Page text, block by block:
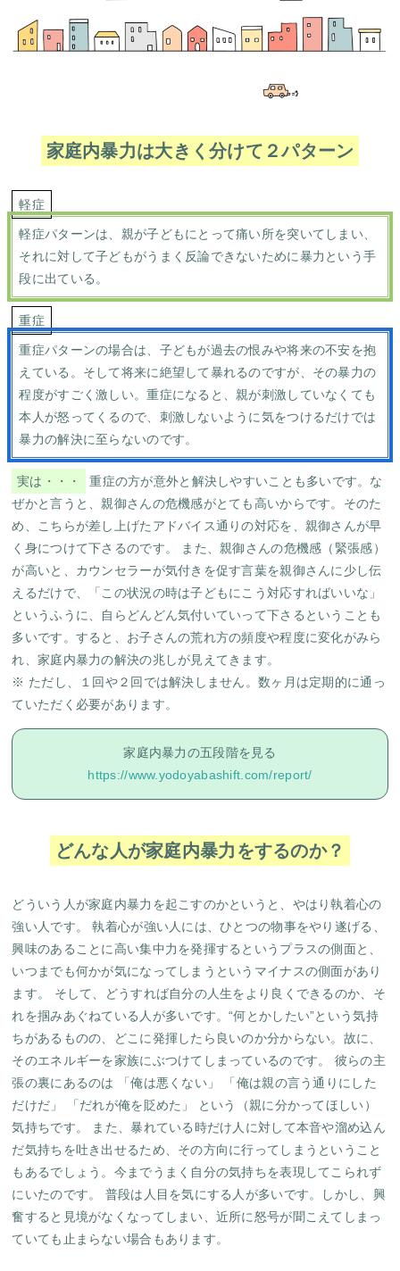
家庭内暴力は大きく分けて２パターン
軽症
軽症パターンは、親が子どもにとって痛い所を突いてしまい、
それに対して子どもがうまく反論できないために暴力という手
段に出ている。
重症
重症パターンの場合は、子どもが過去の恨みや将来の不安を抱
えている。そして将来に絶望して暴れるのですが、その暴力の
程度がすごく激しい。重症になると、親が刺激していなくても
本人が怒ってくるので、刺激しないように気をつけるだけでは
暴力の解決に至らないのです。
実は・・・ 重症の方が意外と解決しやすいことも多いです。 な
ぜかと言うと、親御さんの危機感がとても高いからです。そのた
め、こちらが差し上げたアドバイス通りの対応を、親御さんが早
く身につけて下さるのです。 また、親御さんの危機感（緊張感）
が高いと、カウンセラーが気付きを促す言葉を親御さんに少し伝
えるだけで、「この状況の時は子どもにこう対応すればいいな」
というふうに、自らどんどん気付いていって下さるということも
多いです。すると、お子さんの荒れ方の頻度や程度に変化がみら
れ、家庭内暴力の解決の兆しが見えてきます。
※ ただし、１回や２回では解決しません。数ヶ月は定期的に通っ
ていただく必要があります。
家庭内暴力の五段階を見る
https://www.yodoyabashift.com/report/
どんな人が家庭内暴力をするのか？
どういう人が家庭内暴力を起こすのかというと、やはり執着心の
強い人です。 執着心が強い人には、ひとつの物事をやり遂げる、
興味のあることに高い集中力を発揮するというプラスの側面と、
いつまでも何かが気になってしまうというマイナスの側面があり
ます。 そして、どうすれば自分の人生をより良くできるのか、そ
れを掴みあぐねている人が多いです。“何とかしたい”という気持
ちがあるものの、どこに発揮したら良いのか分からない。故に、
そのエネルギーを家族にぶつけてしまっているのです。 彼らの主
張の裏にあるのは 「俺は悪くない」 「俺は親の言う通りにした
だけだ」 「だれが俺を貶めた」 という（親に分かってほしい）
気持ちです。 また、暴れている時だけ人に対して本音や溜め込ん
だ気持ちを吐き出せるため、その方向に行ってしまうということ
もあるでしょう。今までうまく自分の気持ちを表現してこられず
にいたのです。 普段は人目を気にする人が多いです。しかし、興
奮すると見境がなくなってしまい、近所に怒号が聞こえてしまっ
ていても止まらない場合もあります。